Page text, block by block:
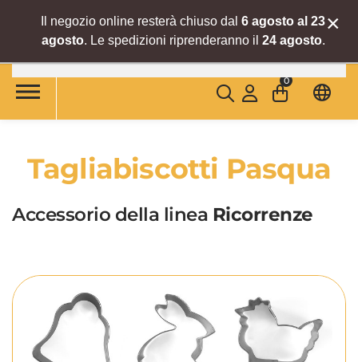
Skip to main content
0
Tagliabiscotti Pasqua
Accessorio della linea Ricorrenze
×
Il negozio online resterà chiuso dal 6 agosto al 23
agosto. Le spedizioni riprenderanno il 24 agosto.